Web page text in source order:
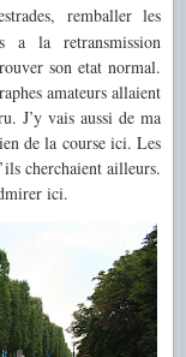
remballer les
a la retransmission
son etat normal.
amateurs allaient
J’y vais aussi de ma
de la course ici. Les
cherchaient ailleurs.
ici.